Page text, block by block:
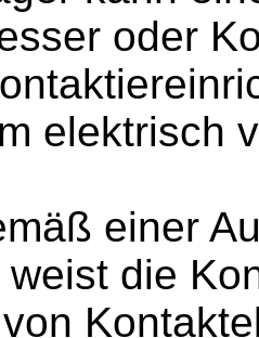
oder
elektrisch
einer
weist die